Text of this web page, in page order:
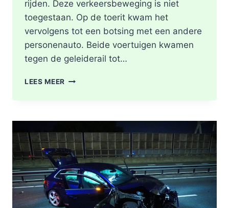
rijden. Deze verkeersbeweging is niet
toegestaan. Op de toerit kwam het
vervolgens tot een botsing met een andere
personenauto. Beide voertuigen kwamen
tegen de geleiderail tot…
LEES MEER GEWONDE
NA
ONGEVAL
TOERIT
A16
BERGSCHENHOEK
RICHTING
ROTTERDAM